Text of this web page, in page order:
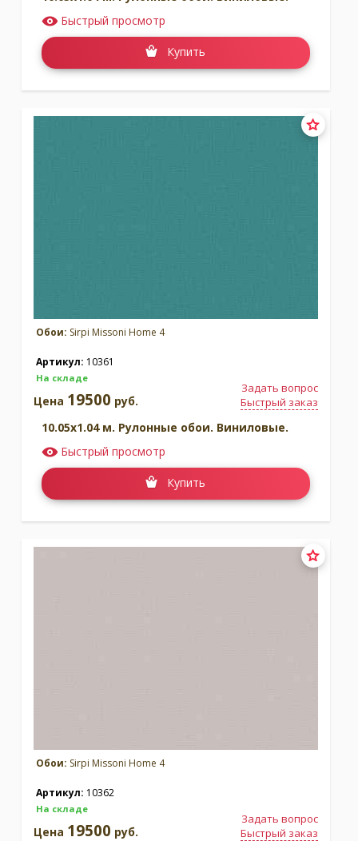
Быстрый просмотр
Купить
Обои: Sirpi Missoni Home 4
Артикул: 10361
На складе
Задать вопрос
Быстрый заказ
Цена 19500 руб.
10.05x1.04 м. Рулонные обои. Виниловые.
Быстрый просмотр
Купить
Обои: Sirpi Missoni Home 4
Артикул: 10362
На складе
Задать вопрос
Быстрый заказ
Цена 19500 руб.